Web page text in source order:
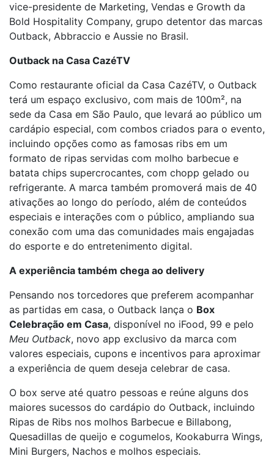
vice-presidente de Marketing, Vendas e Growth da
Bold Hospitality Company, grupo detentor das marcas
Outback, Abbraccio e Aussie no Brasil.
Outback na Casa CazéTV
Como restaurante oficial da Casa CazéTV, o Outback
terá um espaço exclusivo, com mais de 100m², na
sede da Casa em São Paulo, que levará ao público um
cardápio especial, com combos criados para o evento,
incluindo opções como as famosas ribs em um
formato de ripas servidas com molho barbecue e
batata chips supercrocantes, com chopp gelado ou
refrigerante. A marca também promoverá mais de 40
ativações ao longo do período, além de conteúdos
especiais e interações com o público, ampliando sua
conexão com uma das comunidades mais engajadas
do esporte e do entretenimento digital.
A experiência também chega ao delivery
Pensando nos torcedores que preferem acompanhar
as partidas em casa, o Outback lança o Box
Celebração em Casa, disponível no iFood, 99 e pelo
Meu Outback, novo app exclusivo da marca com
valores especiais, cupons e incentivos para aproximar
a experiência de quem deseja celebrar de casa.
O box serve até quatro pessoas e reúne alguns dos
maiores sucessos do cardápio do Outback, incluindo
Ripas de Ribs nos molhos Barbecue e Billabong,
Quesadillas de queijo e cogumelos, Kookaburra Wings,
Mini Burgers, Nachos e molhos especiais.